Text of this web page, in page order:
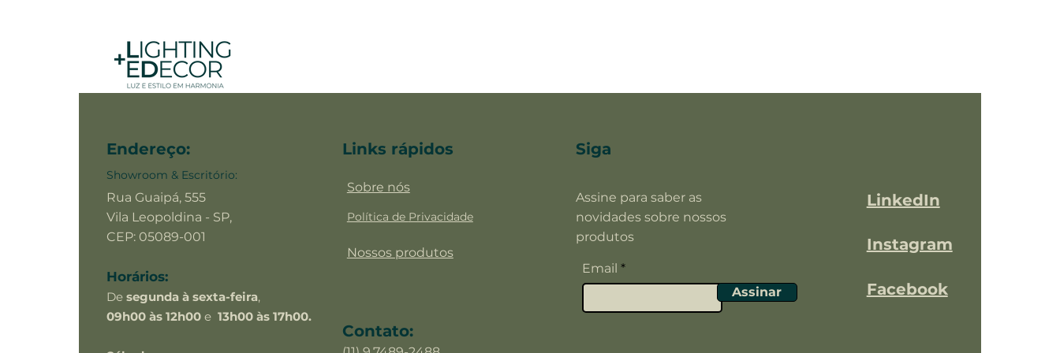
Endereço:
Showroom & Escritório:
Rua Guaipá, 555
Vila Leopoldina - SP,
CEP: 05089-001
Horários:
De segunda à sexta-feira,
09h00 às 12h00e 13h00 às 17h00.
Links rápidos
Sobre nós
Política de Privacidade
Nossos produtos
Contato:
Siga
Assine para saber as
novidades sobre nossos
produtos
Email
Assinar
LinkedIn
Instagram
Facebook